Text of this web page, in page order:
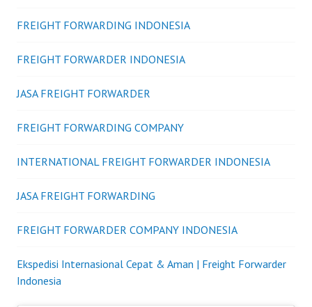
FREIGHT FORWARDING INDONESIA
FREIGHT FORWARDER INDONESIA
JASA FREIGHT FORWARDER
FREIGHT FORWARDING COMPANY
INTERNATIONAL FREIGHT FORWARDER INDONESIA
JASA FREIGHT FORWARDING
FREIGHT FORWARDER COMPANY INDONESIA
Ekspedisi Internasional Cepat & Aman | Freight Forwarder
Indonesia